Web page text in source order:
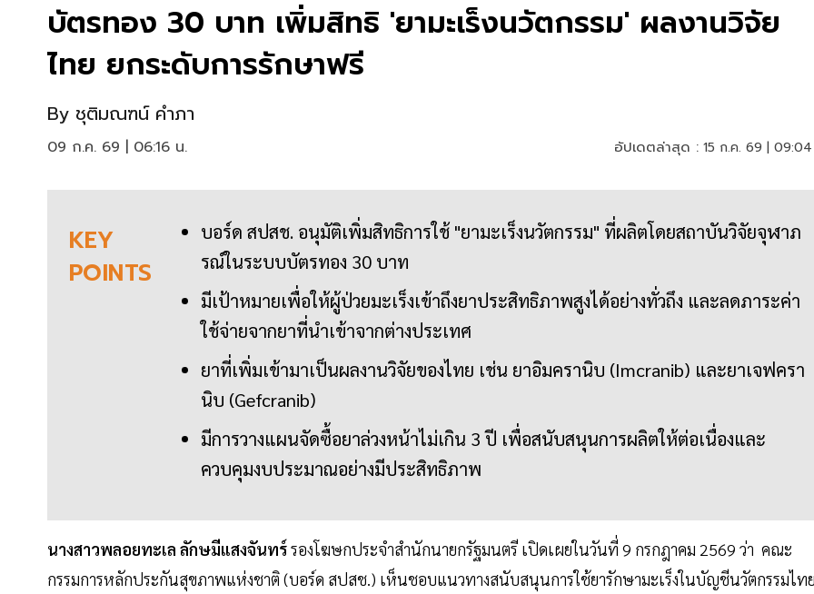
บัตรทอง 30 บาท เพิ่มสิทธิ 'ยามะเร็งนวัตกรรม' ผลงานวิจัย
ไทย ยกระดับการรักษาฟรี
By ชุติมณฑน์ คำภา
09 ก.ค. 69 | 06:16 น. อัปเดตล่าสุด : 15 ก.ค. 69 |
KEY
POINTS
บอร์ด สปสช. อนุมัติเพิ่มสิทธิการใช้ "ยามะเร็งนวัตกรรม" ที่ผลิตโดยสถาบันวิจัยจุฬาภ
รณ์ในระบบบัตรทอง 30 บาท
มีเป้าหมายเพื่อให้ผู้ป่วยมะเร็งเข้าถึงยาประสิทธิภาพสูงได้อย่างทั่วถึง และลดภาระค่า
ใช้จ่ายจากยาที่นำเข้าจากต่างประเทศ
ยาที่เพิ่มเข้ามาเป็นผลงานวิจัยของไทย เช่น ยาอิมครานิบ (Imcranib) และยาเจฟครา
นิบ (Gefcranib)
มีการวางแผนจัดซื้อยาล่วงหน้าไม่เกิน 3 ปี เพื่อสนับสนุนการผลิตให้ต่อเนื่องและ
ควบคุมงบประมาณอย่างมีประสิทธิภาพ
นางสาวพลอยทะเล ลักษมีแสงจันทร์รองโฆษกประจำสำนักนายกรัฐมนตรี เปิดเผยในวันที่ 9 กรกฎาคม 2569 ว่า คณะ
กรรมการหลักประกันสุขภาพแห่งชาติ (บอร์ด สปสช.) เห็นชอบแนวทางสนับสนุนการใช้ยารักษามะเร็งในบัญชีนวัตกรรมไท